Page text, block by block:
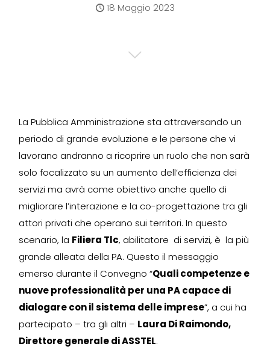
18 Maggio 2023
La Pubblica Amministrazione sta attraversando un
periodo di grande evoluzione e le persone che vi
lavorano andranno a ricoprire un ruolo che non sarà
solo focalizzato su un aumento dell’efficienza dei
servizi ma avrà come obiettivo anche quello di
migliorare l’interazione e la co-progettazione tra gli
attori privati che operano sui territori. In questo
scenario, la Filiera Tlc, abilitatore di servizi, è la più
grande alleata della PA. Questo il messaggio
emerso durante il Convegno “Quali competenze e
nuove professionalità per una PA capace di
dialogare con il sistema delle imprese”, a cui ha
partecipato – tra gli altri – Laura Di Raimondo,
Direttore generale di ASSTEL.